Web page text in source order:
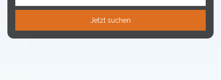
Jetzt suchen